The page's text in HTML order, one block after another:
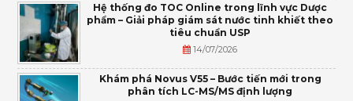
Hệ thống đo TOC Online trong lĩnh vực Dược
phẩm – Giải pháp giám sát nước tinh khiết theo
tiêu chuẩn USP
14/07/2026
Khám phá Novus V55 – Bước tiến mới trong
phân tích LC-MS/MS định lượng